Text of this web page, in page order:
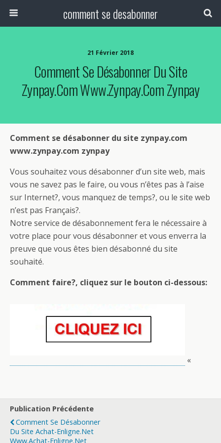
comment se desabonner
21 Février 2018
Comment Se Désabonner Du Site
Zynpay.com Www.zynpay.com Zynpay
Comment se désabonner du site zynpay.com
www.zynpay.com zynpay
Vous souhaitez vous désabonner d’un site web, mais
vous ne savez pas le faire, ou vous n’êtes pas à l’aise
sur Internet?, vous manquez de temps?, ou le site web
n’est pas Français?.
Notre service de désabonnement fera le nécessaire à
votre place pour vous désabonner et vous enverra la
preuve que vous êtes bien désabonné du site
souhaité.
Comment faire?, cliquez sur le bouton ci-dessous:
«
Publication Précédente
Comment Se Désabonner
Du Site Achat-Enligne.net
Www.achat-Enligne.net